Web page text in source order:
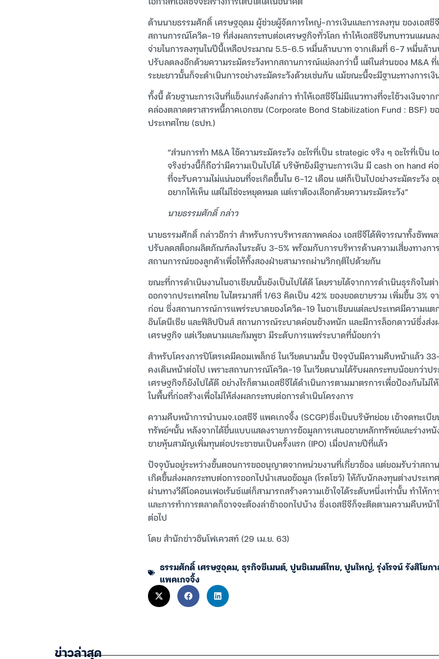
ด้านนายธรรมศักดิ์ เศรษฐอุดม ผู้ช่วยผู้จัดการใหญ่-การเงินและการลงทุน ของเอสซี
สถานการณ์โควิด-19 ที่ส่งผลกระทบต่อเศรษฐกิจทั่วโลก ทำให้เอสซีจีนทบทวนแผนล
จ่ายในการลงทุนในปีนี้เหลือประมาณ 5.5-6.5 หมื่นล้านบาท จากเดิมที่ 6-7 หมื่นล้า
ปรับลดลงอีกด้วยความระมัดระวังหากสถานการณ์แย่ลงกว่านี้ แต่ในส่วนของ M&A
ระยะยาวนั้นก็จะดำเนินการอย่างระมัดระวังด้วยเช่นกัน แม้ขณะนี้จะมีฐานะทางการเ
ทั้งนี้ ด้วยฐานะการเงินที่แข็งแกร่งดังกล่าว ทำให้เอสซีจีไม่มีแนวทางที่จะใช้วงเงินจา
คล่องตลาดตราสารหนี้ภาคเอกชน (Corporate Bond Stabilization Fund : BSF) ข
ประเทศไทย (ธปท.)
“ส่วนการทำ M&A ใช้ความระมัดระวัง อะไรที่เป็น strategic จริง ๆ อะไรที่เป็น
จริงช่วงนี้ก็ถือว่ามีความเป็นไปได้ บริษัทยังมีฐานะการเงิน มี cash on hand ค่
ที่จะรับความไม่แน่นอนที่จะเกิดขึ้นใน 6-12 เดือน แต่ก็เป็นไปอย่างระมัดระวัง อ
อยากให้เห็น แต่ไม่ใช่จะหยุดหมด แต่เราต้องเลือกด้วยความระมัดระวัง”
นายธรรมศักดิ์ กล่าว
นายธรรมศักดิ์ กล่าวอีกว่า สำหรับการบริหารสภาพคล่อง เอสซีจีได้พิจารณาทั้งซัพพ
ปรับลดสต็อกผลิตภัณฑ์ลงในระดับ 3-5% พร้อมกับการบริหารด้านความเสี่ยงทางกา
สถานการณ์ของลูกค้าเพื่อให้ทั้งสองฝ่ายสามารถผ่านวิกฤติไปด้วยกัน
ขณะที่การดำเนินงานในอาเซียนนั้นยังเป็นไปได้ดี โดยรายได้จากการดำเนินธุรกิจในต่
ออกจากประเทศไทย ในไตรมาสที่ 1/63 คิดเป็น 42% ของยอดขายรวม เพิ่มขึ้น 3%
ก่อน ซึ่งสถานการณ์การแพร่ระบาดของโควิด-19 ในอาเซียนแต่ละประเทศมีความแต
อินโดนีเซีย และฟิลิปปินส์ สถานการณ์ระบาดค่อนข้างหนัก และมีการล็อกดาวน์ซึ่งส่
เศรษฐกิจ แต่เวียดนามและกัมพูชา มีระดับการแพร่ระบาดที่น้อยกว่า
สำหรับโครงการปิโตรเคมีคอมเพล็กซ์ ในเวียดนามนั้น ปัจจุบันมีความคืบหน้าแล้ว
คงเดินหน้าต่อไป เพราะสถานการณ์โควิด-19 ในเวียดนามได้รับผลกระทบน้อยกว่าป
เศรษฐกิจก็ยังไปได้ดี อย่างไรก็ตามเอสซีจีได้ดำเนินการตามมาตรการเพื่อป้องกันไม่ใ
ในพื้นที่ก่อสร้างเพื่อไม่ให้ส่งผลกระทบต่อการดำเนินโครงการ
ความคืบหน้าการนำบมจ.เอสซีจี แพคเกจจิ้ง (SCGP)ซึ่งเป็นบริษัทย่อย เข้าจดทะเบี
ทรัพย์ฯนั้น หลังจากได้ยื่นแบบแสดงรายการข้อมูลการเสนอขายหลักทรัพย์และร่างหนั
ขายหุ้นสามัญเพิ่มทุนต่อประชาชนเป็นครั้งแรก (IPO) เมื่อปลายปีที่แล้ว
ปัจจุบันอยู่ระหว่างขั้นตอนการขออนุญาตจากหน่วยงานที่เกี่ยวข้อง แต่ยอมรับว่าสถ
เกิดขึ้นส่งผลกระทบต่อการออกไปนำเสนอข้อมูล (โรดโชว์) ให้กับนักลงทุนต่างประเ
ผ่านทางวีดีโอคอนเฟอเร้นซ์แต่ก็สามารถสร้างความเข้าใจได้ระดับหนึ่งเท่านั้น ทำให้กา
และการทำการตลาดก็อาจจะต้องล่าช้าออกไปบ้าง ซึ่งเอสซีจีก็จะติดตามความคืบหน้า
ต่อไป
โดย สำนักข่าวอินโฟเควสท์ (29 เม.ย. 63)
ธรรมศักดิ์ เศรษฐอุดม,ธุรกิจซีเมนต์,ปูนซิเมนต์ไทย,ปูนใหญ่,รุ่งโรจน์ รังสิโยภ
แพคเกจจิ้ง
ข่าวล่าสุด